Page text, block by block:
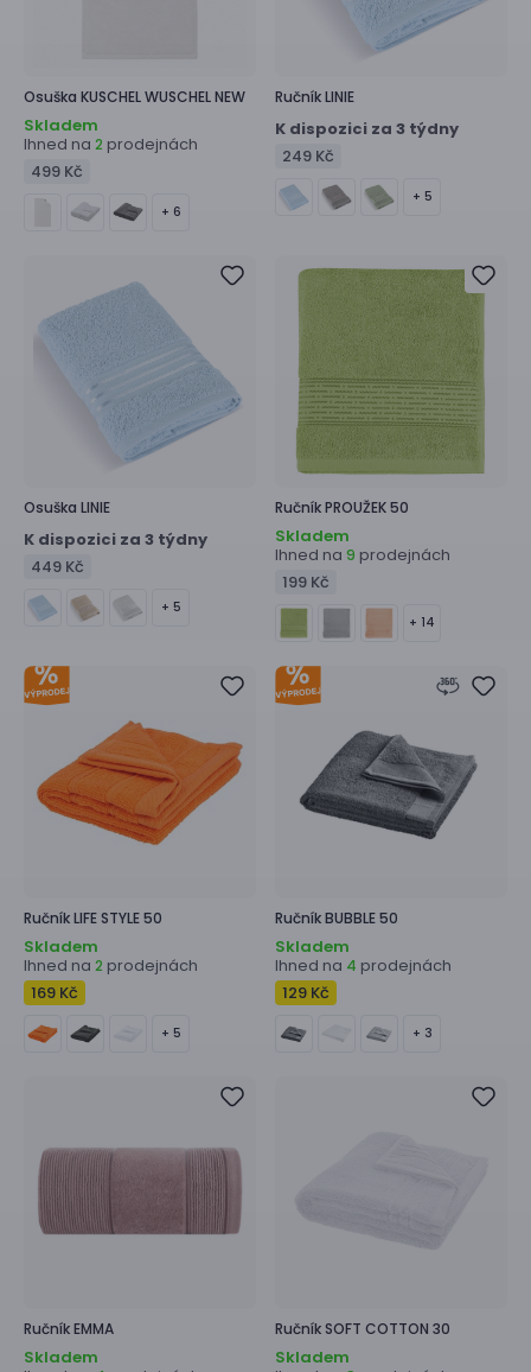
Osuška KUSCHEL WUSCHEL NEW
Skladem
Ihned na 2 prodejnách
499 Kč
+ 6
RučníkLINIE
K dispozici za 3 týdny
249 Kč
+ 5
Osuška LINIE
K dispozici za 3 týdny
449 Kč
+ 5
RučníkPROUŽEK 50
Skladem
Ihned na 9 prodejnách
199 Kč
+ 14
RučníkLIFE STYLE 50
Skladem
Ihned na 2 prodejnách
169 Kč
+ 5
RučníkBUBBLE 50
Skladem
Ihned na 4 prodejnách
129 Kč
+ 3
RučníkEMMA
Skladem
RučníkSOFT COTTON 30
Skladem